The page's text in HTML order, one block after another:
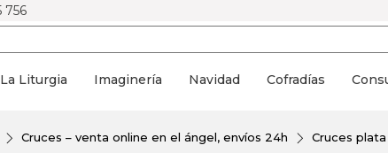
756
La Liturgia Imaginería Navidad Cofradías
Cruces – venta online en el ángel, envíos 24h Cruces